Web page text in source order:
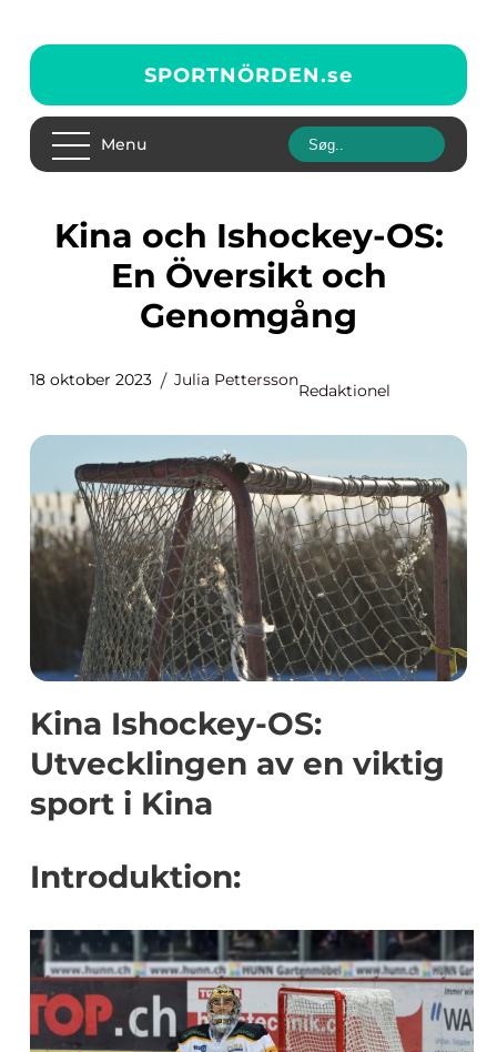
SPORTNÖRDEN.se
Menu
Kina och Ishockey-OS:
En Översikt och
Genomgång
18 oktober 2023 Julia Pettersson
Redaktionel
Kina Ishockey-OS:
Utvecklingen av en viktig
sport i Kina
Introduktion: